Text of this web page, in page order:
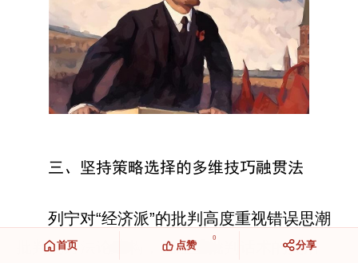
三、坚持策略选择的多维技巧融贯法
列宁对“经济派”的批判高度重视错误思潮
批判的方法论建构，既注重批判话术的灵活
首页
0
点赞 分享